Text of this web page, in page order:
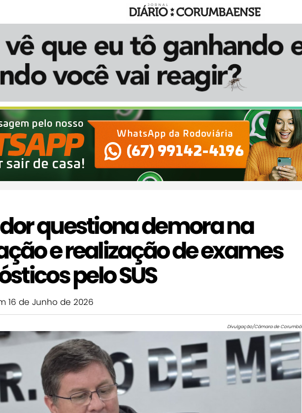
questiona demora na
e realização de exames
pelo SUS
16 de Junho de 2026
Divulgação/Câmara de Corumbá